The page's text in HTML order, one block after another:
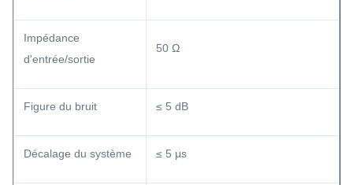
Impédance
d'entrée/sortie
50 Ω
Figure du bruit ≤ 5 dB
Décalage du système ≤ 5 μs